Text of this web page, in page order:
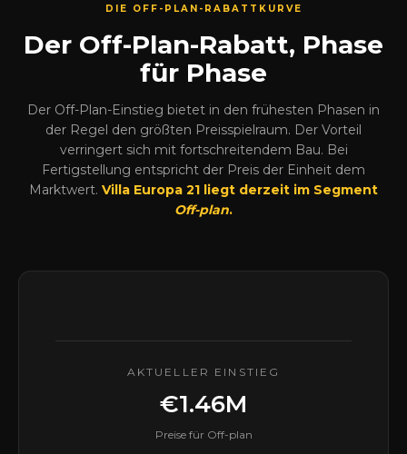
DIE OFF-PLAN-RABATTKURVE
Der Off-Plan-Rabatt, Phase
für Phase
Der Off-Plan-Einstieg bietet in den frühesten Phasen in
der Regel den größten Preisspielraum. Der Vorteil
verringert sich mit fortschreitendem Bau. Bei
Fertigstellung entspricht der Preis der Einheit dem
Marktwert. Villa Europa 21 liegt derzeit im Segment
Off-plan.
AKTUELLER EINSTIEG
€1.46M
Preise für Off-plan